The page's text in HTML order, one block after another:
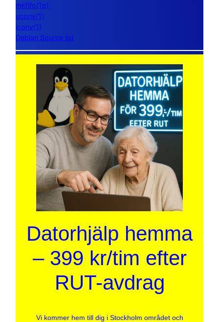
mkfifo(1p)
uconv(1)
iconv(1)
Debian Source list
Datorhjälp hemma
– 399 kr/tim efter
RUT-avdrag
Vi kommer hem till dig i Stockholm området och